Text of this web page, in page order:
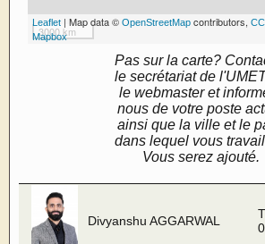
3000 km
Leaflet | Map data ©OpenStreetMap contributors,
Mapbox
Pas sur la carte?
le secrétariat de
le webmaster et
nous de votre poste
ainsi que la ville et le
dans lequel vous
Vous serez ajouté.
Divyanshu AGGARWAL